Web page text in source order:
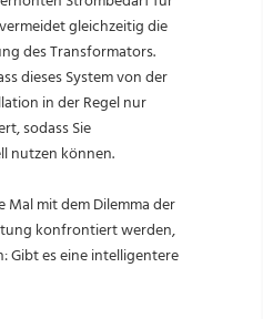
gleichzeitig die
des Transformators.
dieses System von der
in der Regel nur
sodass Sie
nutzen können.
Mal mit dem Dilemma der
konfrontiert werden,
Gibt es eine intelligentere